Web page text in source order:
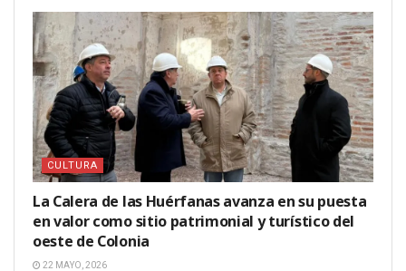
CULTURA
La Calera de las Huérfanas avanza en su puesta
en valor como sitio patrimonial y turístico del
oeste de Colonia
22 MAYO, 2026